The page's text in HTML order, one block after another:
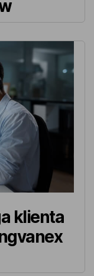
klienta